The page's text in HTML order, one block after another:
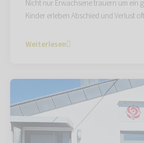
Nicht nur Erwachsene trauern um ein
Kinder erleben Abschied und Verlust
Weiterlesen